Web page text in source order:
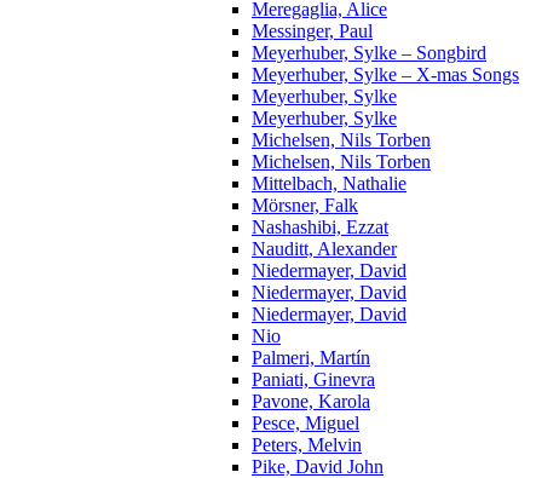
Meregaglia, Alice
Messinger, Paul
Meyerhuber, Sylke – Songbird
Meyerhuber, Sylke – X-mas Songs
Meyerhuber, Sylke
Meyerhuber, Sylke
Michelsen, Nils Torben
Michelsen, Nils Torben
Mittelbach, Nathalie
Mörsner, Falk
Nashashibi, Ezzat
Nauditt, Alexander
Niedermayer, David
Niedermayer, David
Niedermayer, David
Nio
Palmeri, Martín
Paniati, Ginevra
Pavone, Karola
Pesce, Miguel
Peters, Melvin
Pike, David John